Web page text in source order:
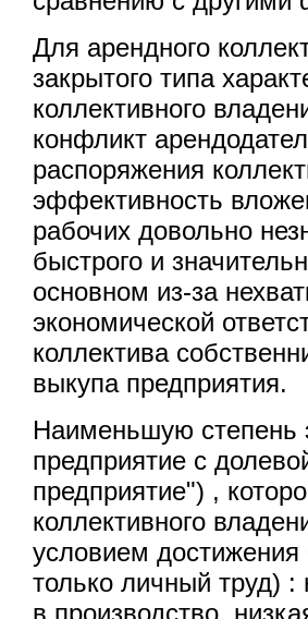
Для арендного
закрытого типа
коллективного
конфликт
распоряжения
эффективность
рабочих довольно
быстрого и
основном из-за
экономической
коллектива
выкупа предприятия.
Наименьшую степень
предприятие с
предприятие") ,
коллективного
условием
только личный труд)
в производство,